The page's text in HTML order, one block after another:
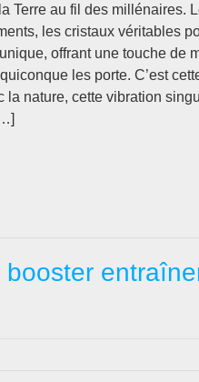
Terre au fil des millénaires.
les cristaux véritables
offrant une touche de
les porte. C’est
la nature, cette vibration